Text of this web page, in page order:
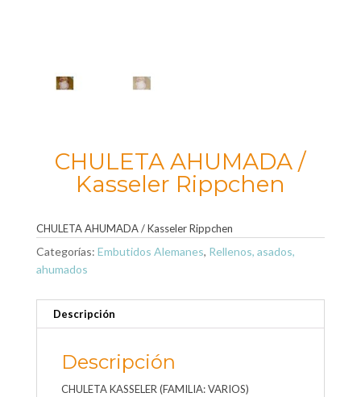
CHULETA AHUMADA /
Kasseler Rippchen
CHULETA AHUMADA / Kasseler Rippchen
Categorías: Embutidos Alemanes, Rellenos, asados,
ahumados
Descripción
Descripción
CHULETA KASSELER (FAMILIA: VARIOS)